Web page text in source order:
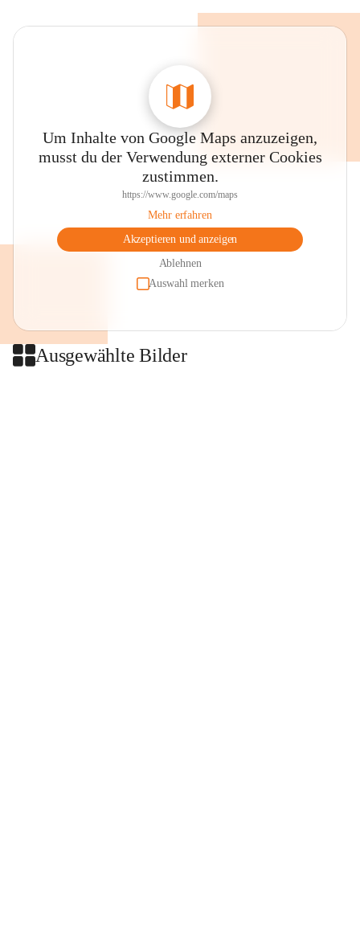
Um Inhalte von Google Maps anzuzeigen,
musst du der Verwendung externer Cookies
zustimmen.
https://www.google.com/maps
Mehr erfahren
Akzeptieren und anzeigen
Ablehnen
Auswahl merken
Ausgewählte Bilder